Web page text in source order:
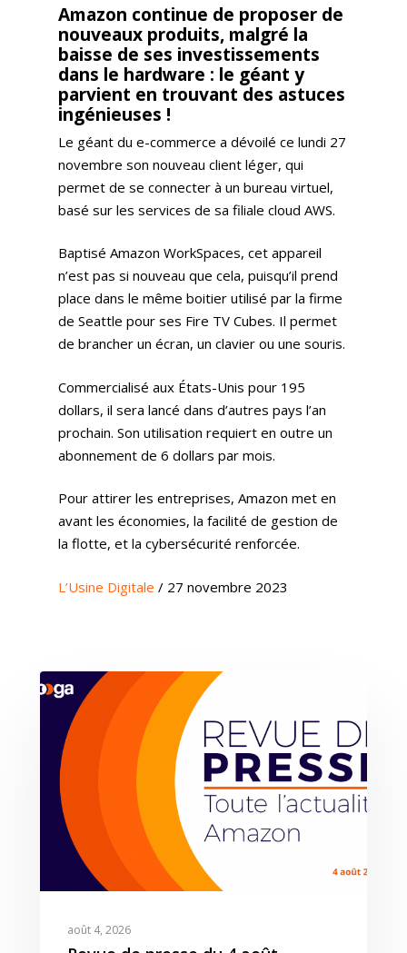
Amazon continue de proposer de
nouveaux produits, malgré la
baisse de ses investissements
dans le hardware : le géant y
parvient en trouvant des astuces
ingénieuses !
Le géant du e-commerce a dévoilé ce lundi 27
novembre son nouveau client léger, qui
permet de se connecter à un bureau virtuel,
basé sur les services de sa filiale cloud AWS.
Baptisé Amazon WorkSpaces, cet appareil
n’est pas si nouveau que cela, puisqu’il prend
place dans le même boitier utilisé par la firme
de Seattle pour ses Fire TV Cubes. Il permet
de brancher un écran, un clavier ou une souris.
Commercialisé aux États-Unis pour 195
dollars, il sera lancé dans d’autres pays l’an
prochain. Son utilisation requiert en outre un
abonnement de 6 dollars par mois.
Pour attirer les entreprises, Amazon met en
avant les économies, la facilité de gestion de
la flotte, et la cybersécurité renforcée.
L’Usine Digitale / 27 novembre 2023
août 4, 2026